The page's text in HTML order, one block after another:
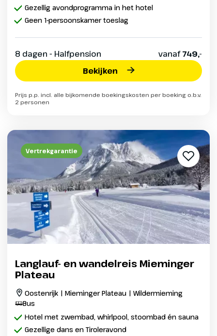
Gezellig avondprogramma in het hotel
Geen 1-persoonskamer toeslag
8 dagen - Halfpension vanaf749,-
Bekijken
Prijs p.p. incl. alle bijkomende boekingskosten per boeking o.b.v.
2 personen
Vertrekgarantie
Langlauf- en wandelreis Mieminger
Plateau
Oostenrijk | Mieminger Plateau | Wildermieming
Bus
Hotel met zwembad, whirlpool, stoombad én sauna
Gezellige dans en Tiroleravond